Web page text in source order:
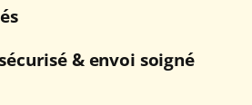
& envoi soigné